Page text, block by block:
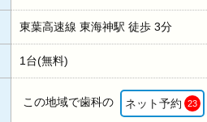
東葉高速線 東海神駅 徒歩 3分
1台(無料)
この地域で歯科の ネット予約 23